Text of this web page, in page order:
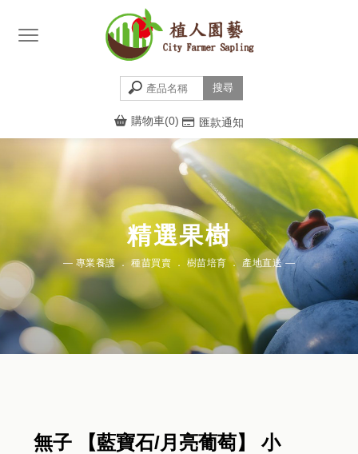
購物車(0) 匯款通知
精選果樹
無子 【藍寶石/月亮葡萄】 小